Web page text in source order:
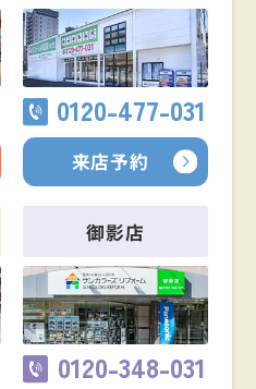
0120-477-031
来店予約
御影店
0120-348-031